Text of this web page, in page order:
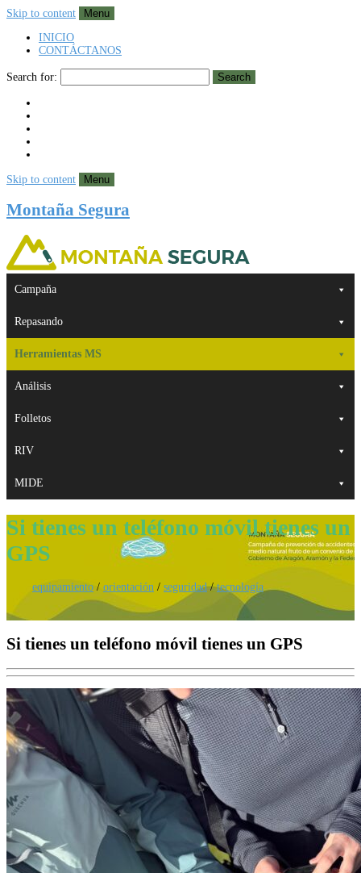
Skip to content
Menu
INICIO
CONTÁCTANOS
Search for: Search
Skip to content Menu
Montaña Segura
Campaña
Repasando
Herramientas MS
Análisis
Folletos
RIV
MIDE
Si tienes un teléfono móvil tienes un
GPS
equipamiento / orientación / seguridad/tecnología
Si tienes un teléfono móvil tienes un GPS